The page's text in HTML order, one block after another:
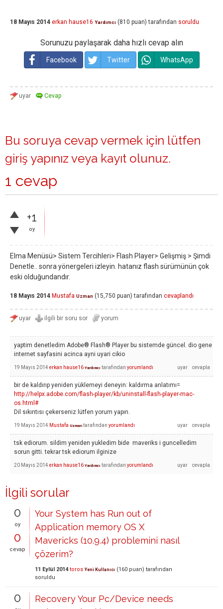
18 Mayıs 2014 erkan hause16 Yardımcı (810 puan) tarafından soruldu
Sorunuzu paylaşarak daha hızlı cevap alın
Facebook Twitter WhatsApp
Bu soruya cevap vermek için lütfen
giriş yapınız veya kayıt olunuz.
1 cevap
+1
oy
Elma Menüsü> Sistem Tercihleri> Flash Player> Gelişmiş > Şimdi
Denetle.. sonra yönergeleri izleyin. hatanız flash sürümünün çok
eski olduğundandır.
18 Mayıs 2014 Mustafa Uzman (15,750 puan) tarafından cevaplandı
yaptim denetledim Adobe® Flash® Player bu sistemde güncel. dio gene
internet sayfasini acinca ayni uyari cikio
19 Mayıs 2014 erkan hause16 Yardımcı tarafından yorumlandı
bir de kaldırıp yeniden yüklemeyi deneyin: kaldırma anlatımı=
http://helpx.adobe.com/flash-player/kb/uninstall-flash-player-mac-
os.html#
Dil sıkıntısı çekerseniz lütfen yorum yapın.
19 Mayıs 2014 Mustafa Uzman tarafından yorumlandı
tsk ediorum. sildim yeniden yukledim bide maveriks i guncelledim
sorun gitti. tekrar tsk ediorum ilginize
20 Mayıs 2014 erkan hause16 Yardımcı tarafından yorumlandı
İlgili sorular
0
oy
0
cevap
Your System has Run out of
Application memory OS X
Mavericks (10.9.4) problemini nasıl
çözerim?
11 Eylül 2014 toros Yeni Kullanıcı (160 puan) tarafından
soruldu
0
Recovery Your Pc/Device needs